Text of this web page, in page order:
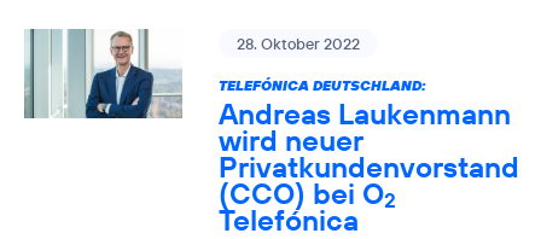
28. Oktober 2022
TELEFÓNICA DEUTSCHLAND:
Andreas Laukenmann
wird neuer
Privatkundenvorstand
(CCO) bei O2
Telefónica